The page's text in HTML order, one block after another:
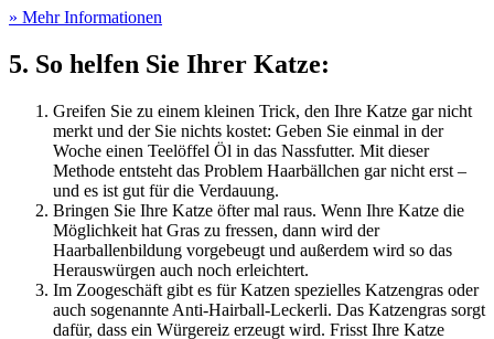
» Mehr Informationen
5. So helfen Sie Ihrer Katze:
Greifen Sie zu einem kleinen Trick, den Ihre Katze gar nicht
merkt und der Sie nichts kostet: Geben Sie einmal in der
Woche einen Teelöffel Öl in das Nassfutter. Mit dieser
Methode entsteht das Problem Haarbällchen gar nicht erst –
und es ist gut für die Verdauung.
Bringen Sie Ihre Katze öfter mal raus. Wenn Ihre Katze die
Möglichkeit hat Gras zu fressen, dann wird der
Haarballenbildung vorgebeugt und außerdem wird so das
Herauswürgen auch noch erleichtert.
Im Zoogeschäft gibt es für Katzen spezielles Katzengras oder
auch sogenannte Anti-Hairball-Leckerli. Das Katzengras sorgt
dafür, dass ein Würgereiz erzeugt wird. Frisst Ihre Katze